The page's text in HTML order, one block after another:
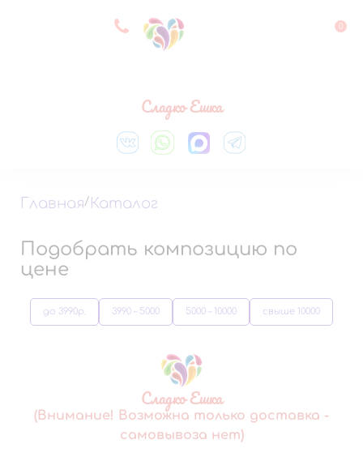
8 927 083 33 05 0
Сладко Ешка
Главная/ Каталог
Подобрать композицию по
цене
до 3990р. 3990 – 5000 5000 – 10000 свыше 10000
Сладко Ешка
(Внимание! Возможна только доставка -
самовывоза нет)